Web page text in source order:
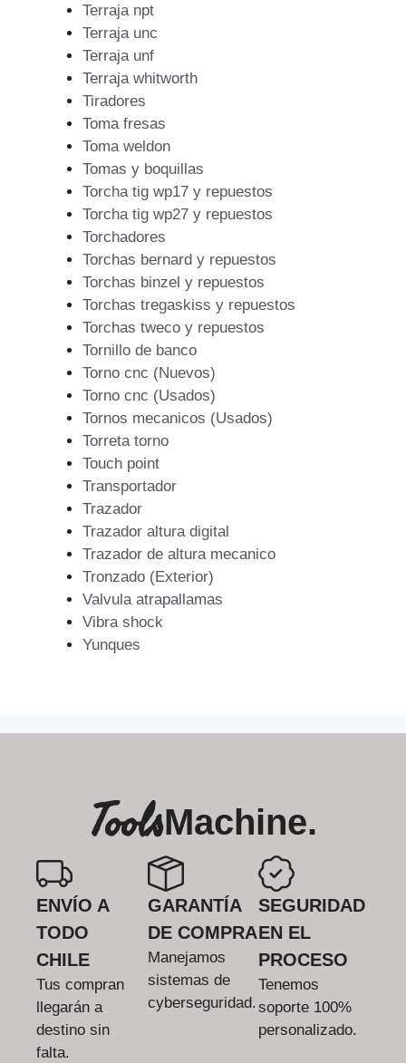
Terraja npt
Terraja unc
Terraja unf
Terraja whitworth
Tiradores
Toma fresas
Toma weldon
Tomas y boquillas
Torcha tig wp17 y repuestos
Torcha tig wp27 y repuestos
Torchadores
Torchas bernard y repuestos
Torchas binzel y repuestos
Torchas tregaskiss y repuestos
Torchas tweco y repuestos
Tornillo de banco
Torno cnc (Nuevos)
Torno cnc (Usados)
Tornos mecanicos (Usados)
Torreta torno
Touch point
Transportador
Trazador
Trazador altura digital
Trazador de altura mecanico
Tronzado (Exterior)
Valvula atrapallamas
Vibra shock
Yunques
ToolsMachine.
ENVÍO A
TODO
CHILE
Tus compran
llegarán a
destino sin
falta.
GARANTÍA
DE COMPRA
Manejamos
sistemas de
cyberseguridad.
SEGURIDAD
EN EL
PROCESO
Tenemos
soporte 100%
personalizado.